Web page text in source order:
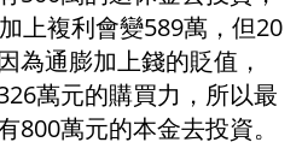
上複利會變589萬，但20
為通膨加上錢的貶值，
萬元的購買力，所以最
800萬元的本金去投資。